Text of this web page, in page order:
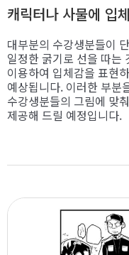
캐릭터나 사물에 입
대부분의 수강생분들이
일정한 굵기로 선을 따는
이용하여 입체감을 표현
예상됩니다. 이러한 부분
수강생분들의 그림에 맞
제공해 드릴 예정입니다.